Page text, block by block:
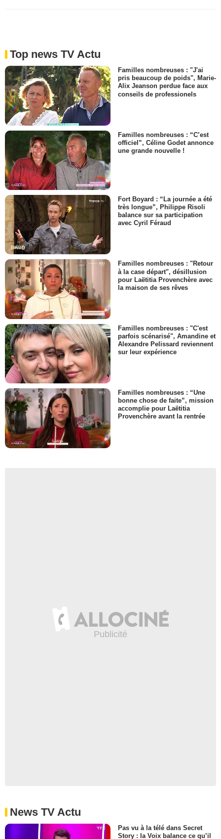
Top news TV Actu
Familles nombreuses : "J'ai
pris beaucoup de poids", Marie-
Alix Jeanson perdue face aux
conseils de professionels
Familles nombreuses : “C’est
officiel”, Céline Godet annonce
une grande nouvelle !
Fort Boyard : “La journée a été
très longue”, Philippe Risoli
balance sur sa participation
avec Cyril Féraud
Familles nombreuses : "Retour
à la case départ", désillusion
pour Laëtitia Provenchère avec
la maison de ses rêves
Familles nombreuses : "C'est
parfois scénarisé", Amandine et
Alexandre Pelissard reviennent
sur leur expérience
Familles nombreuses : “Une
bonne chose de faite”, mission
accomplie pour Laëtitia
Provenchère avant la rentrée
News TV Actu
Pas vu à la télé dans Secret
Story : la Voix balance ce qu’il